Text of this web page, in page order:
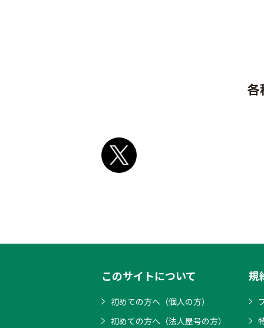
各
このサイトについて
初めての方へ（個人の方）
初めての方へ（法人屋号の方）
規